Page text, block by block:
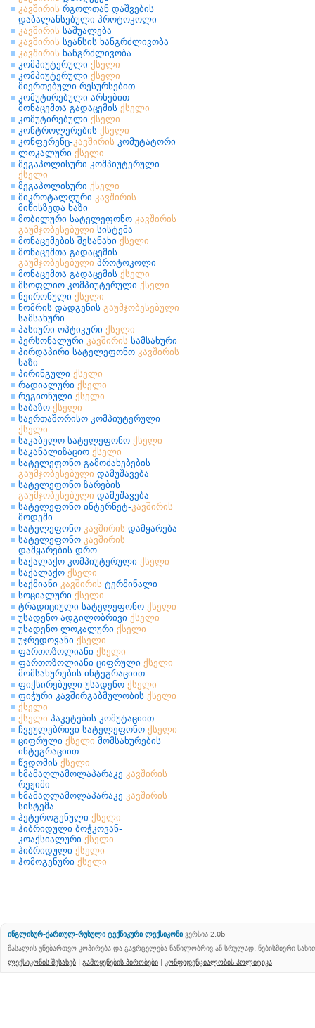
კავშირის რგოლთან დაშვების
დაბალანსებული პროტოკოლი
კავშირის საშუალება
კავშირის სეანსის ხანგრძლივობა
კავშირის ხანგრძლივობა
კომპიუტერული ქსელი
კომპიუტერული ქსელი
მიერთებული რესურსებით
კომუტირებული არხებით
მონაცემთა გადაცემის ქსელი
კომუტირებული ქსელი
კონტროლერების ქსელი
კონფერენც-კავშირის კომუტატორი
ლოკალური ქსელი
მეგაპოლისური კომპიუტერული
ქსელი
მეგაპოლისური ქსელი
მიკროტალღური კავშირის
მიწისზედა ხაზი
მობილური სატელეფონო კავშირის
გაუმჯობესებული სისტემა
მონაცემების შესანახი ქსელი
მონაცემთა გადაცემის
გაუმჯობესებული პროტოკოლი
მონაცემთა გადაცემის ქსელი
მსოფლიო კომპიუტერული ქსელი
ნეირონული ქსელი
ნომრის დადგენის გაუმჯობესებული
სამსახური
პასიური ოპტიკური ქსელი
პერსონალური კავშირის სამსახური
პირდაპირი სატელეფონო კავშირის
ხაზი
პირინგული ქსელი
რადიალური ქსელი
რეგიონული ქსელი
საბაზო ქსელი
საერთაშორისო კომპიუტერული
ქსელი
საკაბელო სატელეფონო ქსელი
საკანალიზაციო ქსელი
სატელეფონო გამოძახებების
გაუმჯობესებული დამუშავება
სატელეფონო ზარების
გაუმჯობესებული დამუშავება
სატელეფონო ინტერნეტ-კავშირის
მოდემი
სატელეფონო კავშირის დამყარება
სატელეფონო კავშირის
დამყარების დრო
საქალაქო კომპიუტერული ქსელი
საქალაქო ქსელი
საქმიანი კავშირის ტერმინალი
სოციალური ქსელი
ტრადიციული სატელეფონო ქსელი
უსადენო ადგილობრივი ქსელი
უსადენო ლოკალური ქსელი
უჯრედოვანი ქსელი
ფართოზოლიანი ქსელი
ფართოზოლიანი ციფრული ქსელი
მომსახურების ინტეგრაციით
ფიქსირებული უსადენო ქსელი
ფიჭური კავშირგაბმულობის ქსელი
ქსელი
ქსელი პაკეტების კომუტაციით
ჩვეულებრივი სატელეფონო ქსელი
ციფრული ქსელი მომსახურების
ინტეგრაციით
წვდომის ქსელი
ხმამაღლამოლაპარაკე კავშირის
რეჟიმი
ხმამაღლამოლაპარაკე კავშირის
სისტემა
ჰეტეროგენული ქსელი
ჰიბრიდული ბოჭკოვან-
კოაქსიალური ქსელი
ჰიბრიდული ქსელი
ჰომოგენური ქსელი
ინგლისურ-ქართულ-რუსული ტექნიკური ლექსიკონი ვერსია 2.0b
მასალის უნებართვო კოპირება და გავრცელება ნაწილობრივ ან სრულად, ნებისმიერი
ლექსიკონის შესახებ | გამოყენების პირობები | კონფიდენციალობის პოლიტიკა